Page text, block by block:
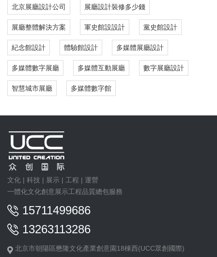
北京展廳設計公司 展廳設計裝修多少錢
展廳整體解決方案 軍史館設設計 黨史館設計
紀念館設計 體驗館設計 多媒體展廳設計
多媒體數字展廳 多媒體互動展廳 數字展廳設計
智慧城市展廳 多媒體數字館
文化 | 科技 | 展示 | 工程 | 運營
一體化文化創意展示工程品質總包服務
15711499686
13263113286
北京市朝陽區懋隆文化產業創意園18棟西(UCC眾創國際)